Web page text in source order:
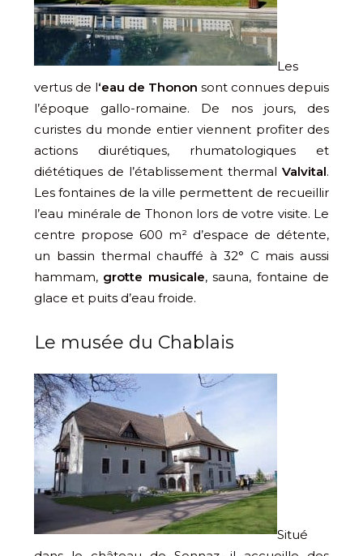
Les
vertus de l‘eau de Thonon sont connues depuis
l’époque gallo-romaine. De nos jours, des
curistes du monde entier viennent profiter des
actions diurétiques, rhumatologiques et
diététiques de l’établissement thermal Valvital.
Les fontaines de la ville permettent de recueillir
l’eau minérale de Thonon lors de votre visite. Le
centre propose 600 m² d’espace de détente,
un bassin thermal chauffé à 32° C mais aussi
hammam, grotte musicale, sauna, fontaine de
glace et puits d’eau froide.
Le musée du Chablais
Situé